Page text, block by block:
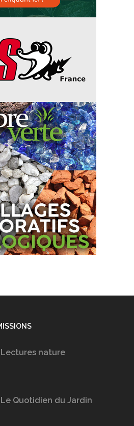
Lectures nature
Le Quotidien du Jardin